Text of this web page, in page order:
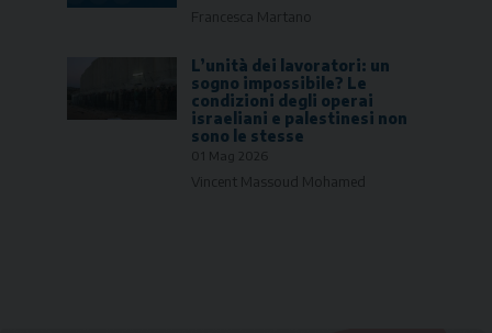
Francesca Martano
L’unità dei lavoratori: un
sogno impossibile? Le
condizioni degli operai
israeliani e palestinesi non
sono le stesse
01 Mag 2026
Vincent Massoud Mohamed